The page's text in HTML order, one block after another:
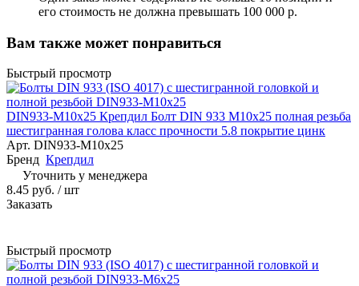
его стоимость не должна превышать 100 000 р.
Вам также может понравиться
Быстрый просмотр
DIN933-M10x25 Крепдил Болт DIN 933 М10х25 полная резьба
шестигранная голова класс прочности 5.8 покрытие цинк
Арт. DIN933-M10x25
Бренд Крепдил
Уточнить у менеджера
8.45 руб. / шт
Заказать
Быстрый просмотр